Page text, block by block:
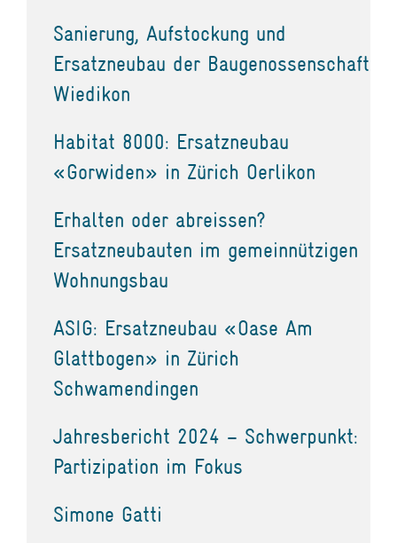
Sanierung, Aufstockung und
Ersatzneubau der Baugenossenschaft
Wiedikon
Habitat 8000: Ersatzneubau
«Gorwiden» in Zürich Oerlikon
Erhalten oder abreissen?
Ersatzneubauten im gemeinnützigen
Wohnungsbau
ASIG: Ersatzneubau «Oase Am
Glattbogen» in Zürich
Schwamendingen
Jahresbericht 2024 – Schwerpunkt:
Partizipation im Fokus
Simone Gatti